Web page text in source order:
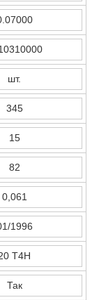
шт.
345
15
82
0,061
1996
T4H
Так